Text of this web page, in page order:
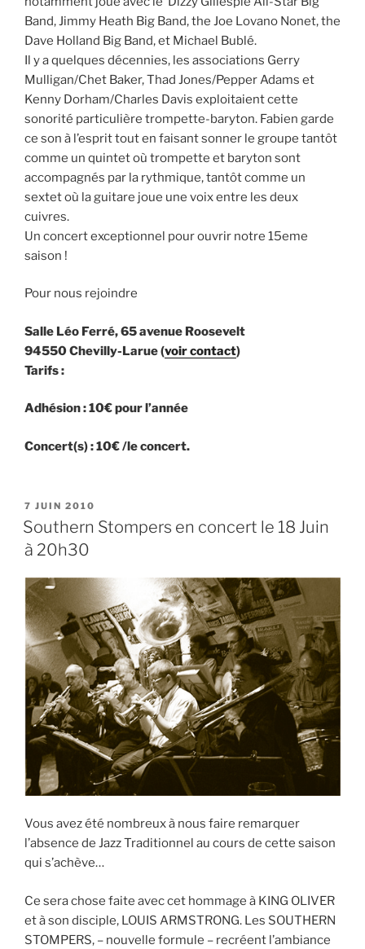
Band, Jimmy Heath Big Band, the Joe Lovano Nonet, the
Dave Holland Big Band, et Michael Bublé.
Il y a quelques décennies, les associations Gerry
Mulligan/Chet Baker, Thad Jones/Pepper Adams et
Kenny Dorham/Charles Davis exploitaient cette
sonorité particulière trompette-baryton. Fabien garde
ce son à l’esprit tout en faisant sonner le groupe tantôt
comme un quintet où trompette et baryton sont
accompagnés par la rythmique, tantôt comme un
sextet où la guitare joue une voix entre les deux
cuivres.
Un concert exceptionnel pour ouvrir notre 15eme
saison !
Pour nous rejoindre
Salle Léo Ferré, 65 avenue Roosevelt
94550 Chevilly-Larue (voir contact)
Tarifs :
Adhésion : 10€ pour l’année
Concert(s) : 10€ /le concert.
PUBLIÉ
LE
7 JUIN 2010
Southern Stompers en concert le 18 Juin
à 20h30
Vous avez été nombreux à nous faire remarquer
l’absence de Jazz Traditionnel au cours de cette saison
qui s’achève…
Ce sera chose faite avec cet hommage à KING OLIVER
et à son disciple, LOUIS ARMSTRONG. Les SOUTHERN
STOMPERS, – nouvelle formule – recréent l’ambiance